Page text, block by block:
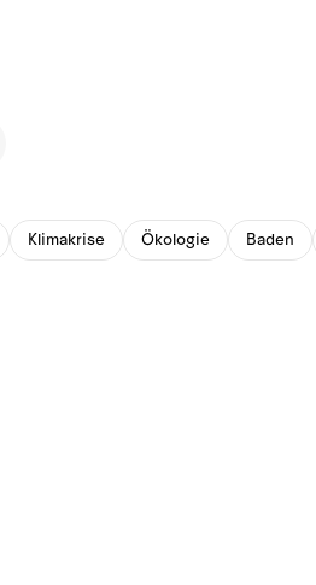
Klimakrise Ökologie Baden